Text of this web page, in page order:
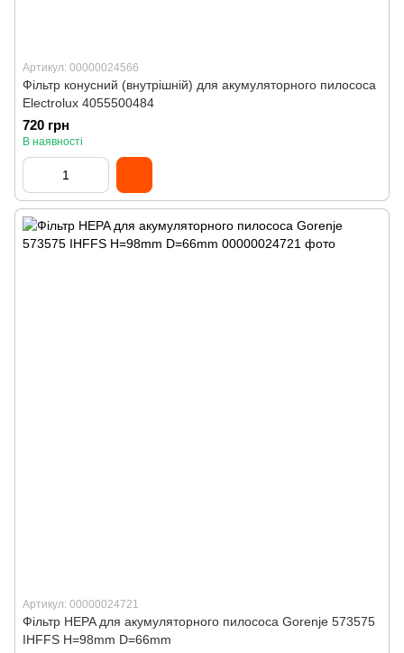
Артикул: 00000024566
Фільтр конусний (внутрішній) для акумуляторного пилососа
Electrolux 4055500484
720 грн
В наявності
Артикул: 00000024721
Фільтр HEPA для акумуляторного пилососа Gorenje 573575
IHFFS H=98mm D=66mm